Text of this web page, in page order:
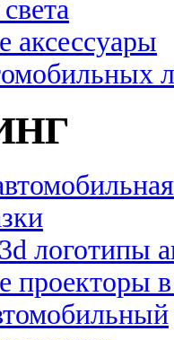
аксессуары
логотипы
проекторы